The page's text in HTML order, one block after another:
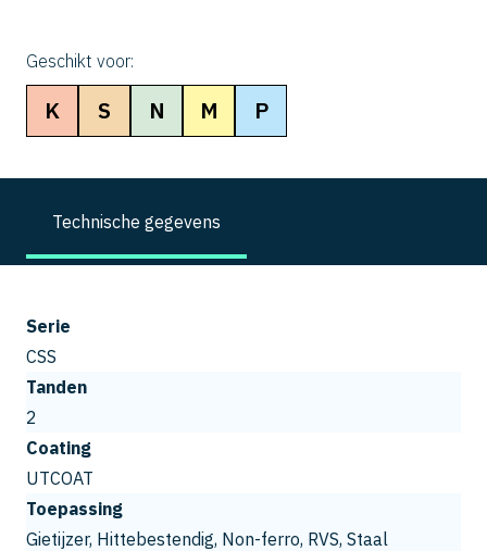
Geschikt voor:
K S N M P
Technische gegevens
Serie
CSS
Tanden
2
Coating
UTCOAT
Toepassing
Gietijzer, Hittebestendig, Non-ferro, RVS, Staal